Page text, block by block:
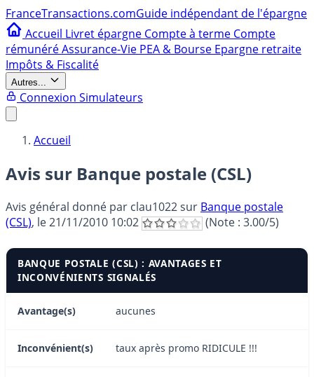
FranceTransactions.comGuide indépendant de l'épargne
Accueil Livret épargne Compte à terme Compte
rémunéréAssurance-Vie PEA & Bourse Epargne retraite
Impôts & Fiscalité
Autres...
Connexion Simulateurs
Accueil
Avis sur Banque postale (CSL)
Avis général donné par clau1022sur Banque postale
(CSL), le21/11/2010 10:02 (Note : 3.00/5)
BANQUE POSTALE (CSL) : AVANTAGES ET
INCONVÉNIENTS SIGNALÉS
Avantage(s) aucunes
Inconvénient(s) taux après promo RIDICULE !!!